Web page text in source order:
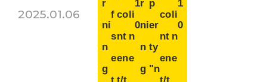
2025.01.06
r
ni
n
g
f
s
e
co
nt
en
li
n
e
1
0
r
ni
n
g
p
er
ty
"n
co
nt
en
li
n
e
1
0